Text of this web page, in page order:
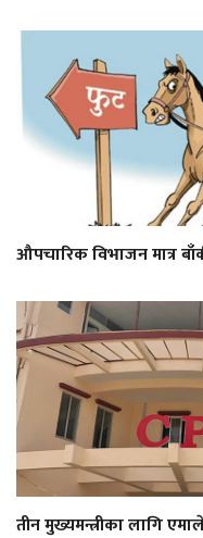
औपचारिक विभाजन मात्र
तीन मुख्यमन्त्रीका लागि